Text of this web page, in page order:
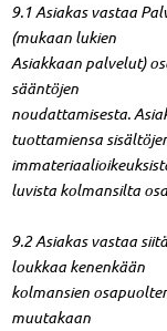
9.1 Asiakas vastaa
(mukaan lukien
Asiakkaan palvelut)
sääntöjen
noudattamisesta.
tuottamiensa
luvista kolmansilta
9.2 Asiakas vastaa
loukkaa kenenkään
kolmansien
muutakaan